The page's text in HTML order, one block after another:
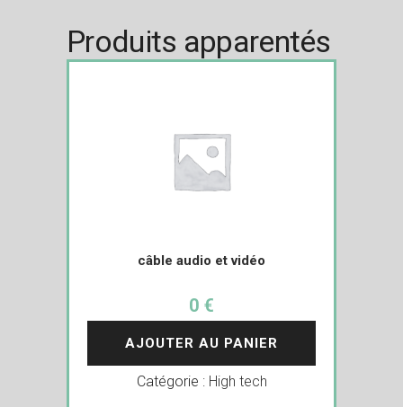
Produits apparentés
câble audio et vidéo
0 €
AJOUTER AU PANIER
Catégorie : High tech